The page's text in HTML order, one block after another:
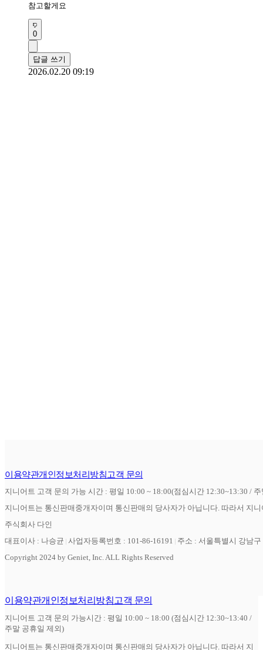
참고할게요
0
답글 쓰기
2026.02.20 09:19
이용약관개인정보처리방침고객 문의
지니어트 고객 문의 가능 시간 : 평일 10:00 ~ 18:00(점심시간 12:30~13:30 /
지니어트는 통신판매중개자이며 통신판매의 당사자가 아닙니다. 따라서 지
주식회사 다인
대표이사 : 나승균 사업자등록번호 : 101-86-16191
주소 : 서울특별시 강남
Copyright 2024 by Geniet, Inc. ALL Rights Reserved
이용약관개인정보처리방침고객 문의
지니어트 고객 문의 가능시간 : 평일 10:00 ~ 18:00 (점심시간 12:30~13:40 /
주말 공휴일 제외)
지니어트는 통신판매중개자이며 통신판매의 당사자가 아닙니다. 따라서 지